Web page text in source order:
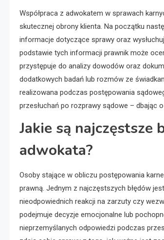
Współpraca z adwokatem w sprawach
skutecznej obrony klienta. Na początku
informacje dotyczące sprawy oraz
podstawie tych informacji prawnik może
przystępuje do analizy dowodów oraz
dodatkowych badań lub rozmów ze
realizowana podczas postępowania
przesłuchań po rozprawy sądowe – dbając
Jakie są najczęstsze
adwokata?
Osoby stające w obliczu postępowania
prawną. Jednym z najczęstszych błędów
nieodpowiednich reakcji na zarzuty czy
podejmuje decyzje emocjonalne lub
nieprzemyślanych odpowiedzi podczas